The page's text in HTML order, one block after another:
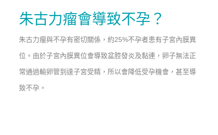
朱古力瘤會導致不孕？
朱古力瘤與不孕有密切關係，約25%不孕者患有子宮內膜異
位。由於子宮內膜異位會導致盆腔發炎及黏連，卵子無法正
常通過輸卵管到達子宮受精，所以會降低受孕機會，甚至導
致不孕。